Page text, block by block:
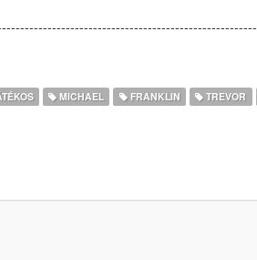
MICHAEL FRANKLIN TREVOR